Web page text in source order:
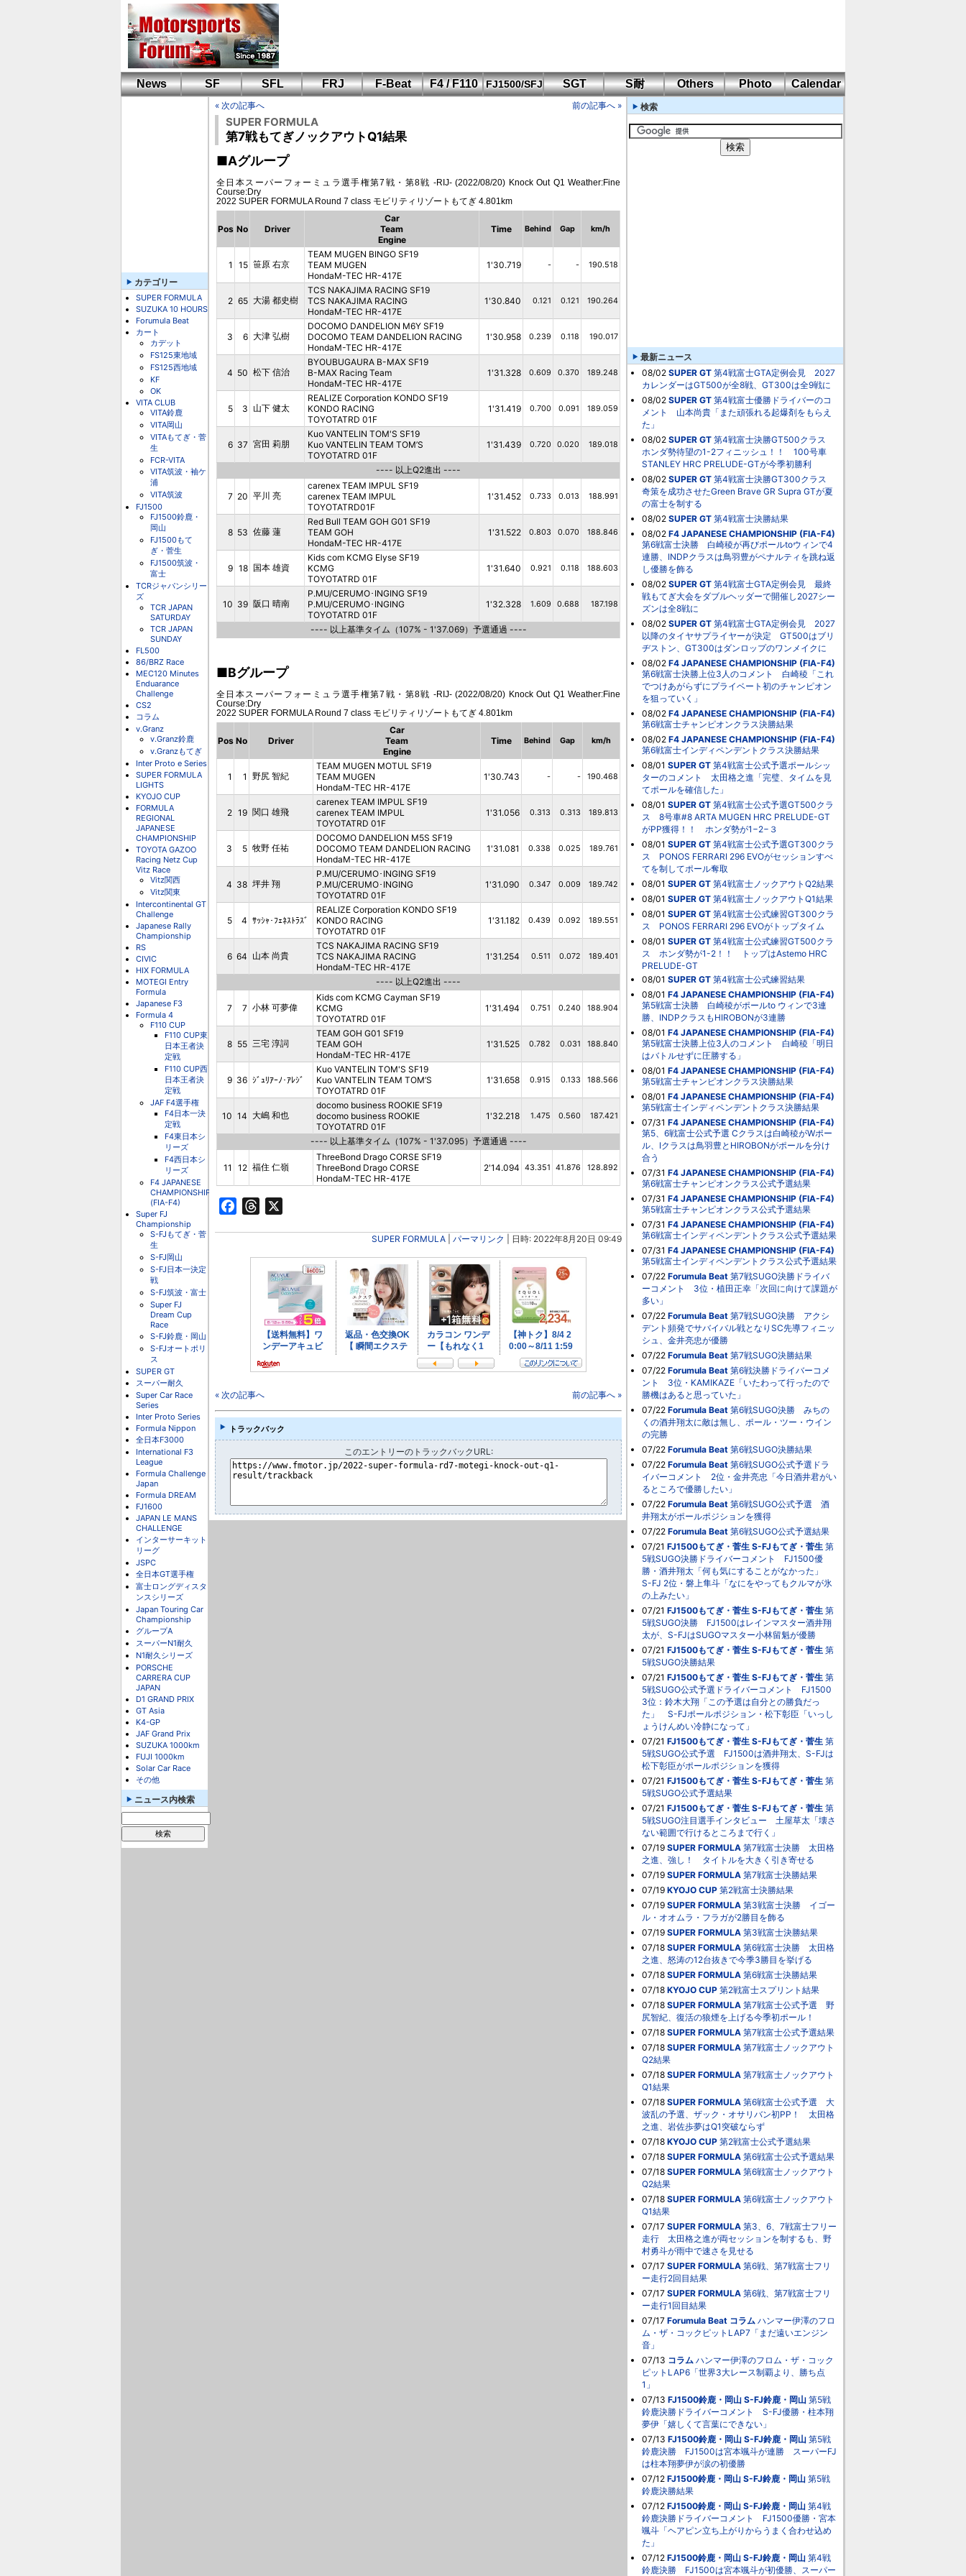
News SF SFL FRJ F-Beat
F4 / F110
FJ1500/SFJ SGT S耐 Others Photo Calendar
カテゴリー
SUPER FORMULA
SUZUKA 10 HOURS
Forumula Beat
カート
カデット
FS125東地域
FS125西地域
KF
OK
VITA CLUB
VITA鈴鹿
VITA岡山
VITAもてぎ・菅
生
FCR-VITA
VITA筑波・袖ケ
浦
VITA筑波
FJ1500
FJ1500鈴鹿・
岡山
FJ1500もて
ぎ・菅生
FJ1500筑波・
富士
TCRジャパンシリー
ズ
TCR JAPAN
SATURDAY
TCR JAPAN
SUNDAY
FL500
86/BRZ Race
MEC120 Minutes
Enduarance
Challenge
CS2
コラム
v.Granz
v.Granz鈴鹿
v.Granzもてぎ
Inter Proto e Series
SUPER FORMULA
LIGHTS
KYOJO CUP
FORMULA
REGIONAL
JAPANESE
CHAMPIONSHIP
TOYOTA GAZOO
Racing Netz Cup
Vitz Race
Vitz関西
Vitz関東
Intercontinental GT
Challenge
Japanese Rally
Championship
RS
CIVIC
HIX FORMULA
MOTEGI Entry
Formula
Japanese F3
Formula 4
F110 CUP
F110 CUP東
日本王者決
定戦
F110 CUP西
日本王者決
定戦
JAF F4選手権
F4日本一決
定戦
F4東日本シ
リーズ
F4西日本シ
リーズ
F4 JAPANESE
CHAMPIONSHIP
(FIA-F4)
Super FJ
Championship
S-FJもてぎ・菅
生
S-FJ岡山
S-FJ日本一決定
戦
S-FJ筑波・富士
Super FJ
Dream Cup
Race
S-FJ鈴鹿・岡山
S-FJオートポリ
ス
SUPER GT
スーパー耐久
Super Car Race
Series
Inter Proto Series
Formula Nippon
全日本F3000
International F3
League
Formula Challenge
Japan
Formula DREAM
FJ1600
JAPAN LE MANS
CHALLENGE
インターサーキット
リーグ
JSPC
全日本GT選手権
富士ロングディスタ
ンスシリーズ
Japan Touring Car
Championship
グループA
スーパーN1耐久
N1耐久シリーズ
PORSCHE
CARRERA CUP
JAPAN
D1 GRAND PRIX
GT Asia
K4-GP
JAF Grand Prix
SUZUKA 1000km
FUJI 1000km
Solar Car Race
その他
ニュース内検索
« 次の記事へ 前の記事へ »
SUPER FORMULA
第7戦もてぎノックアウトQ1結果
■Aグループ
全日本スーパーフォーミュラ選手権第7戦・第8戦 -RIJ- (2022/08/20) Knock Out Q1 Weather:Fine
Course:Dry
2022 SUPER FORMULA Round 7 class モビリティリゾートもてぎ 4.801km
Pos No Driver
Car
Team
Engine
Time Behind Gap km/h
1 15 笹原 右京
TEAM MUGEN BINGO SF19
TEAM MUGEN
HondaM-TEC HR-417E
1'30.719 - - 190.518
2 65 大湯 都史樹
TCS NAKAJIMA RACING SF19
TCS NAKAJIMA RACING
HondaM-TEC HR-417E
1'30.840 0.121 0.121 190.264
3 6 大津 弘樹
DOCOMO DANDELION M6Y SF19
DOCOMO TEAM DANDELION RACING
HondaM-TEC HR-417E
1'30.958 0.239 0.118 190.017
4 50 松下 信治
BYOUBUGAURA B-MAX SF19
B-MAX Racing Team
HondaM-TEC HR-417E
1'31.328 0.609 0.370 189.248
5 3 山下 健太
REALIZE Corporation KONDO SF19
KONDO RACING
TOYOTATRD 01F
1'31.419 0.700 0.091 189.059
6 37 宮田 莉朋
Kuo VANTELIN TOM'S SF19
Kuo VANTELIN TEAM TOM’S
TOYOTATRD 01F
1'31.439 0.720 0.020 189.018
---- 以上Q2進出 ----
7 20 平川 亮
carenex TEAM IMPUL SF19
carenex TEAM IMPUL
TOYOTATRD01F
1'31.452 0.733 0.013 188.991
8 53 佐藤 蓮
Red Bull TEAM GOH G01 SF19
TEAM GOH
HondaM-TEC HR-417E
1'31.522 0.803 0.070 188.846
9 18 国本 雄資
Kids com KCMG Elyse SF19
KCMG
TOYOTATRD 01F
1'31.640 0.921 0.118 188.603
10 39 阪口 晴南
P.MU/CERUMO･INGING SF19
P.MU/CERUMO･INGING
TOYOTATRD 01F
1'32.328 1.609 0.688 187.198
---- 以上基準タイム（107% - 1'37.069）予選通過 ----
■Bグループ
全日本スーパーフォーミュラ選手権第7戦・第8戦 -RIJ- (2022/08/20) Knock Out Q1 Weather:Fine
Course:Dry
2022 SUPER FORMULA Round 7 class モビリティリゾートもてぎ 4.801km
Pos No Driver
Car
Team
Engine
Time Behind Gap km/h
1 1 野尻 智紀
TEAM MUGEN MOTUL SF19
TEAM MUGEN
HondaM-TEC HR-417E
1'30.743 - - 190.468
2 19 関口 雄飛
carenex TEAM IMPUL SF19
carenex TEAM IMPUL
TOYOTATRD 01F
1'31.056 0.313 0.313 189.813
3 5 牧野 任祐
DOCOMO DANDELION M5S SF19
DOCOMO TEAM DANDELION RACING
HondaM-TEC HR-417E
1'31.081 0.338 0.025 189.761
4 38 坪井 翔
P.MU/CERUMO･INGING SF19
P.MU/CERUMO･INGING
TOYOTATRD 01F
1'31.090 0.347 0.009 189.742
5 4 ｻｯｼｬ･ﾌｪﾈｽﾄﾗｽﾞ
REALIZE Corporation KONDO SF19
KONDO RACING
TOYOTATRD 01F
1'31.182 0.439 0.092 189.551
6 64 山本 尚貴
TCS NAKAJIMA RACING SF19
TCS NAKAJIMA RACING
HondaM-TEC HR-417E
1'31.254 0.511 0.072 189.401
---- 以上Q2進出 ----
7 7 小林 可夢偉
Kids com KCMG Cayman SF19
KCMG
TOYOTATRD 01F
1'31.494 0.751 0.240 188.904
8 55 三宅 淳詞
TEAM GOH G01 SF19
TEAM GOH
HondaM-TEC HR-417E
1'31.525 0.782 0.031 188.840
9 36 ｼﾞｭﾘｱｰﾉ･ｱﾚｼﾞ
Kuo VANTELIN TOM'S SF19
Kuo VANTELIN TEAM TOM’S
TOYOTATRD 01F
1'31.658 0.915 0.133 188.566
10 14 大嶋 和也
docomo business ROOKIE SF19
docomo business ROOKIE
TOYOTATRD 01F
1'32.218 1.475 0.560 187.421
---- 以上基準タイム（107% - 1'37.095）予選通過 ----
11 12 福住 仁嶺
ThreeBond Drago CORSE SF19
ThreeBond Drago CORSE
HondaM-TEC HR-417E
2'14.094 43.351 41.876 128.892
Facebook
Threads
SUPER FORMULA パーマリンク | 日時: 2022年8月20日 09:49
« 次の記事へ 前の記事へ »
トラックバック
このエントリーのトラックバックURL:
検索
最新ニュース
08/02 SUPER GT 第4戦富士GTA定例会見 2027
カレンダーはGT500が全8戦、GT300は全9戦に
08/02 SUPER GT 第4戦富士優勝ドライバーのコ
メント 山本尚貴「また頑張れる起爆剤をもらえ
た」
08/02 SUPER GT 第4戦富士決勝GT500クラス
ホンダ勢待望の1-2フィニッシュ！！ 100号車
STANLEY HRC PRELUDE-GTが今季初勝利
08/02 SUPER GT 第4戦富士決勝GT300クラス
奇策を成功させたGreen Brave GR Supra GTが夏
の富士を制する
08/02 SUPER GT 第4戦富士決勝結果
08/02 F4 JAPANESE CHAMPIONSHIP (FIA-F4)
第6戦富士決勝 白崎稜が再びポールtoウィンで4
連勝、INDPクラスは鳥羽豊がペナルティを跳ね返
し優勝を飾る
08/02 SUPER GT 第4戦富士GTA定例会見 最終
戦もてぎ大会をダブルヘッダーで開催し2027シー
ズンは全8戦に
08/02 SUPER GT 第4戦富士GTA定例会見 2027
以降のタイヤサプライヤーが決定 GT500はブリ
ヂストン、GT300はダンロップのワンメイクに
08/02 F4 JAPANESE CHAMPIONSHIP (FIA-F4)
第6戦富士決勝上位3人のコメント 白崎稜「これ
でつけあがらずにプライベート初のチャンピオン
を狙っていく」
08/02 F4 JAPANESE CHAMPIONSHIP (FIA-F4)
第6戦富士チャンピオンクラス決勝結果
08/02 F4 JAPANESE CHAMPIONSHIP (FIA-F4)
第6戦富士インディペンデントクラス決勝結果
08/01 SUPER GT 第4戦富士公式予選ポールシッ
ターのコメント 太田格之進「完璧、タイムを見
てポールを確信した」
08/01 SUPER GT 第4戦富士公式予選GT500クラ
ス 8号車#8 ARTA MUGEN HRC PRELUDE-GT
がPP獲得！！ ホンダ勢が1−2−３
08/01 SUPER GT 第4戦富士公式予選GT300クラ
ス PONOS FERRARI 296 EVOがセッションすべ
てを制してポール奪取
08/01 SUPER GT 第4戦富士ノックアウトQ2結果
08/01 SUPER GT 第4戦富士ノックアウトQ1結果
08/01 SUPER GT 第4戦富士公式練習GT300クラ
ス PONOS FERRARI 296 EVOがトップタイム
08/01 SUPER GT 第4戦富士公式練習GT500クラ
ス ホンダ勢が1-2！！ トップはAstemo HRC
PRELUDE-GT
08/01 SUPER GT 第4戦富士公式練習結果
08/01 F4 JAPANESE CHAMPIONSHIP (FIA-F4)
第5戦富士決勝 白崎稜がポールto ウィンで3連
勝、INDPクラスもHIROBONが3連勝
08/01 F4 JAPANESE CHAMPIONSHIP (FIA-F4)
第5戦富士決勝上位3人のコメント 白崎稜「明日
はバトルせずに圧勝する」
08/01 F4 JAPANESE CHAMPIONSHIP (FIA-F4)
第5戦富士チャンピオンクラス決勝結果
08/01 F4 JAPANESE CHAMPIONSHIP (FIA-F4)
第5戦富士インディペンデントクラス決勝結果
07/31 F4 JAPANESE CHAMPIONSHIP (FIA-F4)
第5、6戦富士公式予選 Cクラスは白崎稜がWポー
ル、Iクラスは鳥羽豊とHIROBONがポールを分け
合う
07/31 F4 JAPANESE CHAMPIONSHIP (FIA-F4)
第6戦富士チャンピオンクラス公式予選結果
07/31 F4 JAPANESE CHAMPIONSHIP (FIA-F4)
第5戦富士チャンピオンクラス公式予選結果
07/31 F4 JAPANESE CHAMPIONSHIP (FIA-F4)
第6戦富士インディペンデントクラス公式予選結果
07/31 F4 JAPANESE CHAMPIONSHIP (FIA-F4)
第5戦富士インディペンデントクラス公式予選結果
07/22 Forumula Beat 第7戦SUGO決勝ドライバ
ーコメント 3位・植田正幸「次回に向けて課題が
多い」
07/22 Forumula Beat 第7戦SUGO決勝 アクシ
デント頻発でサバイバル戦となりSC先導フィニッ
シュ、金井亮忠が優勝
07/22 Forumula Beat 第7戦SUGO決勝結果
07/22 Forumula Beat 第6戦決勝ドライバーコメ
ント 3位・KAMIKAZE「いたわって行ったので
勝機はあると思っていた」
07/22 Forumula Beat 第6戦SUGO決勝 みちの
くの酒井翔太に敵は無し、ポール・ツー・ウイン
の完勝
07/22 Forumula Beat 第6戦SUGO決勝結果
07/22 Forumula Beat 第6戦SUGO公式予選ドラ
イバーコメント 2位・金井亮忠「今日酒井君がい
るところで優勝したい」
07/22 Forumula Beat 第6戦SUGO公式予選 酒
井翔太がポールポジションを獲得
07/22 Forumula Beat 第6戦SUGO公式予選結果
07/21 FJ1500もてぎ・菅生 S-FJもてぎ・菅生 第
5戦SUGO決勝ドライバーコメント FJ1500優
勝・酒井翔太「何も気にすることがなかった」
S-FJ 2位・磐上隼斗「なにをやってもクルマが氷
の上みたい」
07/21 FJ1500もてぎ・菅生 S-FJもてぎ・菅生 第
5戦SUGO決勝 FJ1500はレインマスター酒井翔
太が、S-FJはSUGOマスター小林留魁が優勝
07/21 FJ1500もてぎ・菅生 S-FJもてぎ・菅生 第
5戦SUGO決勝結果
07/21 FJ1500もてぎ・菅生 S-FJもてぎ・菅生 第
5戦SUGO公式予選ドライバーコメント FJ1500
3位：鈴木大翔「この予選は自分との勝負だっ
た」 S-FJポールポジション・松下彰臣「いっし
ょうけんめい冷静になって」
07/21 FJ1500もてぎ・菅生 S-FJもてぎ・菅生 第
5戦SUGO公式予選 FJ1500は酒井翔太、S-FJは
松下彰臣がポールポジションを獲得
07/21 FJ1500もてぎ・菅生 S-FJもてぎ・菅生 第
5戦SUGO公式予選結果
07/21 FJ1500もてぎ・菅生 S-FJもてぎ・菅生 第
5戦SUGO注目選手インタビュー 土屋草太「壊さ
ない範囲で行けるところまで行く」
07/19 SUPER FORMULA 第7戦富士決勝 太田格
之進、強し！ タイトルを大きく引き寄せる
07/19 SUPER FORMULA 第7戦富士決勝結果
07/19 KYOJO CUP 第2戦富士決勝結果
07/19 SUPER FORMULA 第3戦富士決勝 イゴー
ル・オオムラ・フラガが2勝目を飾る
07/19 SUPER FORMULA 第3戦富士決勝結果
07/18 SUPER FORMULA 第6戦富士決勝 太田格
之進、怒涛の12台抜きで今季3勝目を挙げる
07/18 SUPER FORMULA 第6戦富士決勝結果
07/18 KYOJO CUP 第2戦富士スプリント結果
07/18 SUPER FORMULA 第7戦富士公式予選 野
尻智紀、復活の狼煙を上げる今季初ポール！
07/18 SUPER FORMULA 第7戦富士公式予選結果
07/18 SUPER FORMULA 第7戦富士ノックアウト
Q2結果
07/18 SUPER FORMULA 第7戦富士ノックアウト
Q1結果
07/18 SUPER FORMULA 第6戦富士公式予選 大
波乱の予選、ザック・オサリバン初PP！ 太田格
之進、岩佐歩夢はQ1突破ならず
07/18 KYOJO CUP 第2戦富士公式予選結果
07/18 SUPER FORMULA 第6戦富士公式予選結果
07/18 SUPER FORMULA 第6戦富士ノックアウト
Q2結果
07/18 SUPER FORMULA 第6戦富士ノックアウト
Q1結果
07/17 SUPER FORMULA 第3、6、7戦富士フリー
走行 太田格之進が両セッションを制するも、野
村勇斗が雨中で速さを見せる
07/17 SUPER FORMULA 第6戦、第7戦富士フリ
ー走行2回目結果
07/17 SUPER FORMULA 第6戦、第7戦富士フリ
ー走行1回目結果
07/17 Forumula Beat コラム ハンマー伊澤のフロ
ム・ザ・コックピットLAP7「まだ遠いエンジン
音」
07/13 コラム ハンマー伊澤のフロム・ザ・コック
ピットLAP6「世界3大レース制覇より、勝ち点
1」
07/13 FJ1500鈴鹿・岡山 S-FJ鈴鹿・岡山 第5戦
鈴鹿決勝ドライバーコメント S-FJ優勝・柱本翔
夢伊「嬉しくて言葉にできない」
07/13 FJ1500鈴鹿・岡山 S-FJ鈴鹿・岡山 第5戦
鈴鹿決勝 FJ1500は宮本颯斗が連勝 スーパーFJ
は柱本翔夢伊が涙の初優勝
07/12 FJ1500鈴鹿・岡山 S-FJ鈴鹿・岡山 第5戦
鈴鹿決勝結果
07/12 FJ1500鈴鹿・岡山 S-FJ鈴鹿・岡山 第4戦
鈴鹿決勝ドライバーコメント FJ1500優勝・宮本
颯斗「ヘアピン立ち上がりからうまく合わせ込め
た」
07/12 FJ1500鈴鹿・岡山 S-FJ鈴鹿・岡山 第4戦
鈴鹿決勝 FJ1500は宮本颯斗が初優勝、スーパー